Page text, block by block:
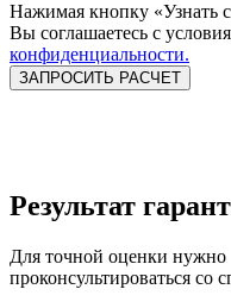
Нажимая кнопку «Узнать
Вы соглашаетесь c
конфиденциальности.
Результат
Для точной оценки нужно
проконсультироваться со